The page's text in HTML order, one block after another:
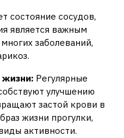
состояние сосудов,
является важным
заболеваний,
Регулярные
улучшению
застой крови в
жизни прогулки,
активности.